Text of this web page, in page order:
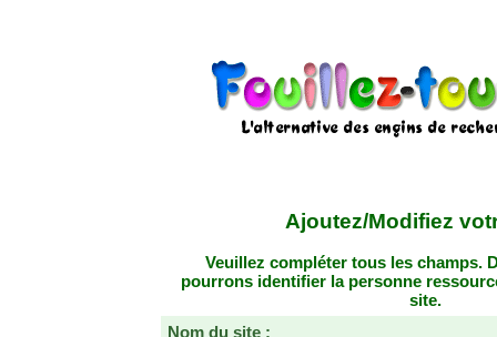
Ajoutez/Modifiez
Veuillez compléter tous les champs.
pourrons identifier la personne
site.
Nom du site :